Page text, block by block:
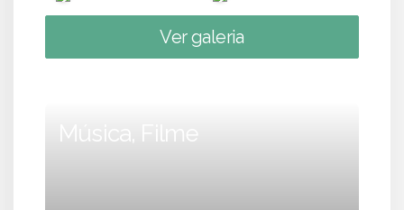
Ver galeria
Música, Filme